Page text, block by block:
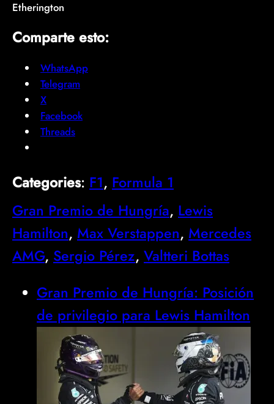
Etherington
Comparte esto:
WhatsApp
Telegram
X
Facebook
Threads
Categories: F1, Formula 1
Gran Premio de Hungría, Lewis
Hamilton, Max Verstappen, Mercedes
AMG, Sergio Pérez, Valtteri Bottas
Gran Premio de Hungría: Posición
de privilegio para Lewis Hamilton